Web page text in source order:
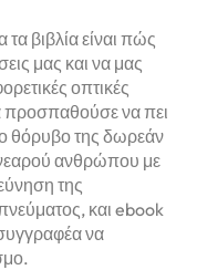
βιβλία είναι πώς
μας και να μας
οπτικές
προσπαθούσε να πει
θόρυβο της δωρεάν
ανθρώπου με
της
και ebook
να